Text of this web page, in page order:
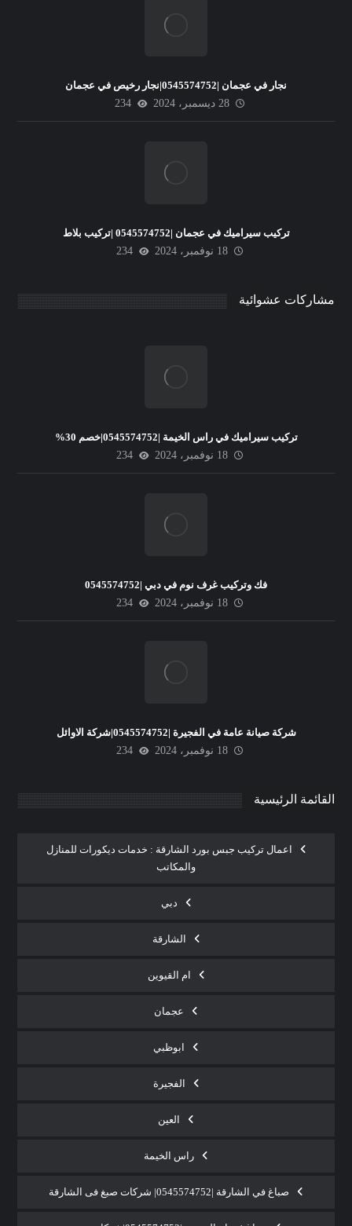
نجار في عجمان |0545574752|نجار رخيص في عجمان
28 ديسمبر، 2024
234
تركيب سيراميك في عجمان |0545574752 |تركيب بلاط
18 نوفمبر، 2024
234
مشاركات عشوائية
تركيب سيراميك في راس الخيمة |0545574752|خصم 30%
18 نوفمبر، 2024
234
فك وتركيب غرف نوم في دبي |0545574752
18 نوفمبر، 2024
234
شركة صيانة عامة في الفجيرة |0545574752|شركة الاوائل
18 نوفمبر، 2024
234
القائمة الرئيسية
اعمال تركيب جبس بورد الشارقة : خدمات ديكورات للمنازل
والمكاتب
دبي
الشارقة
ام القيوين
عجمان
ابوظبي
الفجيرة
العين
راس الخيمة
صباغ في الشارقة |0545574752| شركات صبغ فى الشارقة